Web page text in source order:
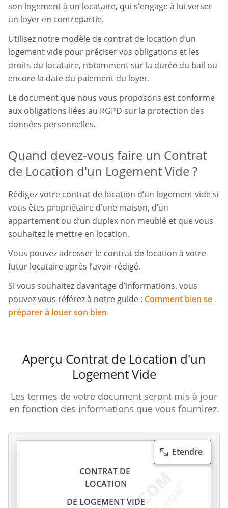
son logement à un locataire, qui s'engage à lui verser
un loyer en contrepartie.
Utilisez notre modèle de contrat de location d’un
logement vide pour préciser vos obligations et les
droits du locataire, notamment sur la durée du bail ou
encore la date du paiement du loyer.
Le document que nous vous proposons est conforme
aux obligations liées au RGPD sur la protection des
données personnelles.
Quand devez-vous faire un Contrat
de Location d'un Logement Vide ?
Rédigez votre contrat de location d’un logement vide si
vous êtes propriétaire d’une maison, d’un
appartement ou d’un duplex non meublé et que vous
souhaitez le mettre en location.
Vous pouvez adresser le contrat de location à votre
futur locataire après l’avoir rédigé.
Si vous souhaitez davantage d’informations, vous
pouvez vous référez à notre guide : Comment bien se
préparer à louer son bien
Aperçu Contrat de Location d'un
Logement Vide
Les termes de votre document seront mis à jour
en fonction des informations que vous fournirez.
Etendre
CONTRAT DE
LOCATION
DE LOGEMENT VIDE